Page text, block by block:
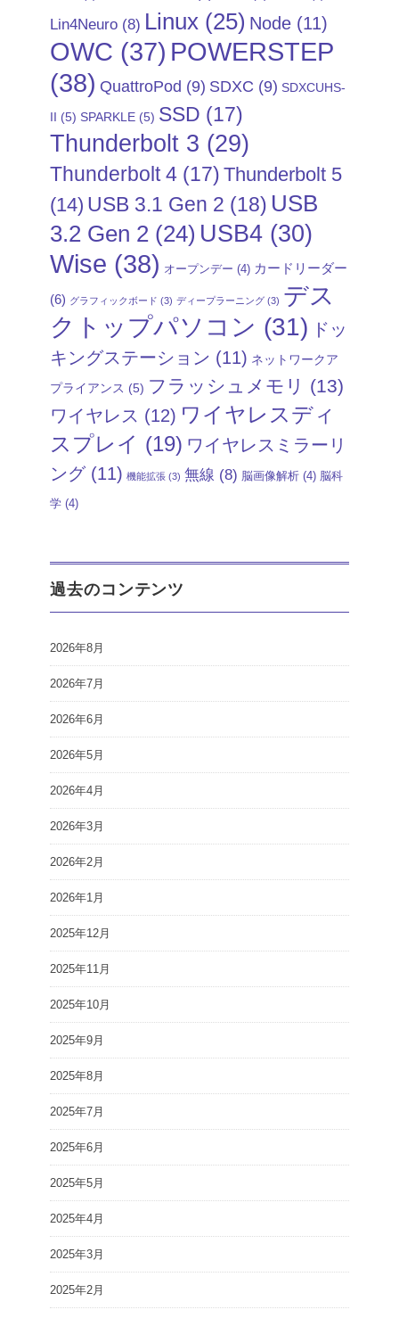
Lin4Neuro (8) Linux (25) Node (11)
OWC (37) POWERSTEP
(38) QuattroPod (9) SDXC (9) SDXCUHS-
II (5) SPARKLE (5) SSD (17)
Thunderbolt 3 (29)
Thunderbolt 4 (17) Thunderbolt 5
(14) USB 3.1 Gen 2 (18) USB
3.2 Gen 2 (24) USB4 (30)
Wise (38) オープンデー (4) カードリーダー
(6) グラフィックボード (3) ディープラーニング (3) デス
クトップパソコン (31) ドッ
キングステーション (11) ネットワークア
プライアンス (5) フラッシュメモリ (13)
ワイヤレス (12) ワイヤレスディ
スプレイ (19) ワイヤレスミラーリ
ング(11) 機能拡張 (3) 無線 (8) 脳画像解析 (4) 脳科
学 (4)
過去のコンテンツ
2026年8月
2026年7月
2026年6月
2026年5月
2026年4月
2026年3月
2026年2月
2026年1月
2025年12月
2025年11月
2025年10月
2025年9月
2025年8月
2025年7月
2025年6月
2025年5月
2025年4月
2025年3月
2025年2月